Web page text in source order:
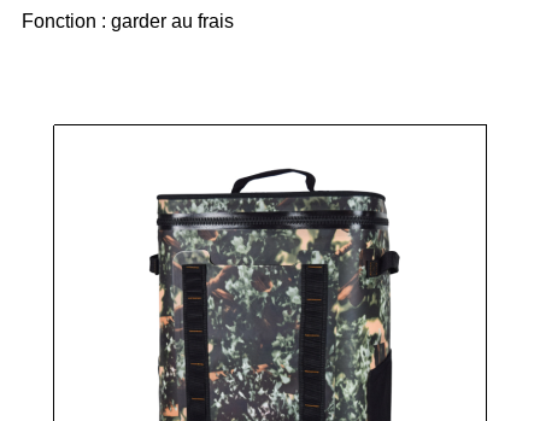
Fonction : garder au frais